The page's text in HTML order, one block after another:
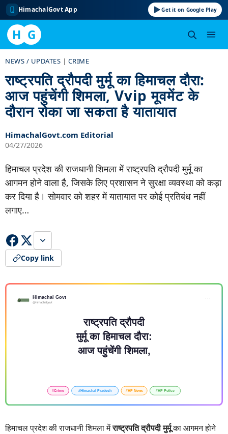
HimachalGovt App Get it on Google Play
H G
content
NEWS / UPDATES | CRIME
राष्ट्रपति द्रौपदी मुर्मू का हिमाचल दौरा:
आज पहुंचेंगी शिमला, Vvip मूवमेंट के
दौरान रोका जा सकता है यातायात
HimachalGovt.com Editorial
04/27/2026
हिमाचल प्रदेश की राजधानी शिमला में राष्ट्रपति द्रौपदी मुर्मू का
आगमन होने वाला है, जिसके लिए प्रशासन ने सुरक्षा व्यवस्था को कड़ा
कर दिया है। सोमवार को शहर में यातायात पर कोई प्रतिबंध नहीं
लगाए…
Copy link
हिमाचल प्रदेश की राजधानी शिमला मेंराष्ट्रपति द्रौपदी मुर्मूका आगमन होने